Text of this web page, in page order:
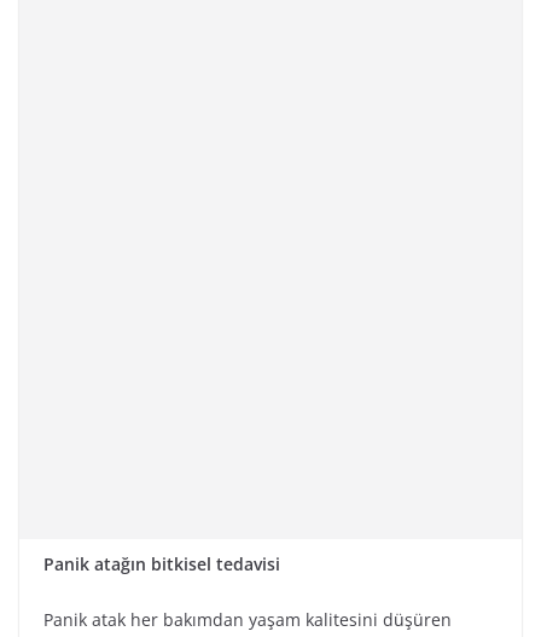
Panik atağın bitkisel tedavisi
Panik atak her bakımdan yaşam kalitesini düşüren